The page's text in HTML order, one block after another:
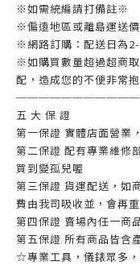
※如需統編請打備註※
※偏遠地區或離島運送
※網路訂購：配送日為
※如購買數量超過超商
配，造成您的不便非常
五 大 保 證
第一保證 實體店面營業
第二保證 配有專業維修
買到變孤兒喔
第三保證 貨運配送，如
費由我司吸收並，會再
第四保證 賣場內任一商
第五保證 所有商品皆含
☆專業工具，儀錶眾多